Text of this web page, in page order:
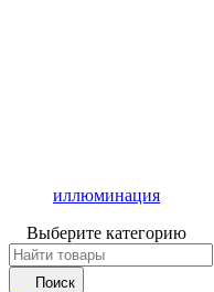
иллюминация
Выберите категорию
Поиск